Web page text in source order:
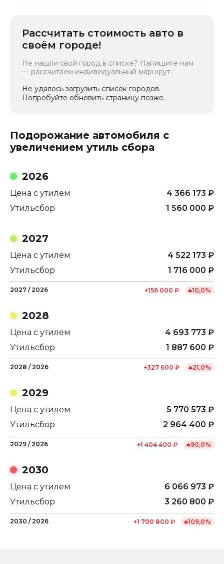
Рассчитать стоимость авто в
своём городе!
Не нашли свой город в списке? Напишите нам
— рассчитаем индивидуальный маршрут.
Не удалось загрузить список городов.
Попробуйте обновить страницу позже.
Подорожание автомобиля с
увеличением утиль сбора
2026
Цена с утилем 4 366 173 ₽
Утильсбор
1 560 000 ₽
2027
Цена с утилем 4 522 173 ₽
Утильсбор
1 716 000 ₽
2027 / 2026 +156 000 ₽ 10,0%
2028
Цена с утилем 4 693 773 ₽
Утильсбор
1 887 600 ₽
2028 / 2026 +327 600 ₽ 21,0%
2029
Цена с утилем 5 770 573 ₽
Утильсбор
2 964 400 ₽
2029 / 2026 +1 404 400 ₽ 90,0%
2030
Цена с утилем 6 066 973 ₽
Утильсбор
3 260 800 ₽
2030 / 2026 +1 700 800 ₽ 109,0%